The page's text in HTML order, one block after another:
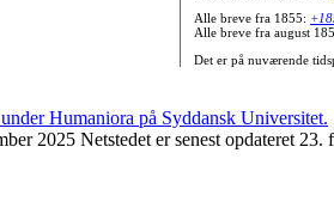
Alle breve fra 1855:
Alle breve fra august
Det er på nuværende
2025 Netstedet er senest opdateret 23.